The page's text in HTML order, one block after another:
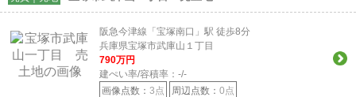
阪急今津線「宝塚南口」駅 徒歩8分
兵庫県宝塚市武庫山１丁目
790万円
建ぺい率/容積率： -/-
画像点数： 3点 周辺点数： 0点